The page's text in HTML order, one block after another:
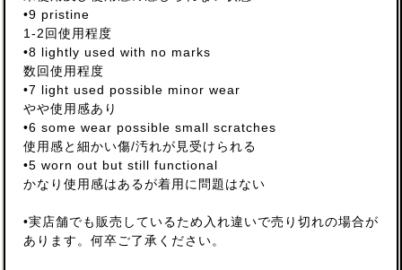
•9 pristine
1-2回使用程度
•8 lightly used with no marks
数回使用程度
•7 light used possible minor wear
やや使用感あり
•6 some wear possible small scratches
使用感と細かい傷/汚れが見受けられる
•5 worn out but still functional
かなり使用感はあるが着用に問題はない
•実店舗でも販売しているため入れ違いで売り切れの場合が
あります。何卒ご了承ください。